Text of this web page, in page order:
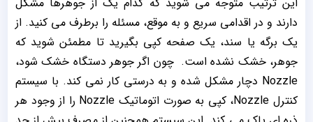
دارند و در اقدامی سریع و به موقع، مسئله را برطرف می کنید. از
یک برگه یا سند، یک صفحه کپی بگیرید تا مطمئن شوید که
جوهر، خشک نشده است. چون اگر جوهر دستگاه خشک شود،
Nozzle دچار مشکل شده و به درستی کار نمی کند. با سیستم
کنترل Nozzle، کپی به صورت اتوماتیک Nozzle را از وجود هر